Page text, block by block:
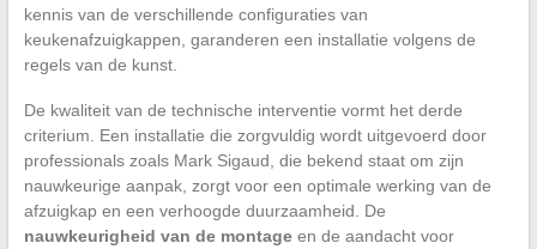
kennis van de verschillende configuraties van
keukenafzuigkappen, garanderen een installatie volgens de
regels van de kunst.
De kwaliteit van de technische interventie vormt het derde
criterium. Een installatie die zorgvuldig wordt uitgevoerd door
professionals zoals Mark Sigaud, die bekend staat om zijn
nauwkeurige aanpak, zorgt voor een optimale werking van de
afzuigkap en een verhoogde duurzaamheid. De
nauwkeurigheid van de montageen de aandacht voor